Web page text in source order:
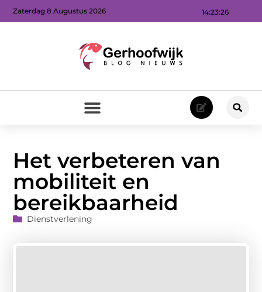
14:23:27
Zaterdag 8 Augustus 2026
Het verbeteren van
mobiliteit en
bereikbaarheid
Dienstverlening